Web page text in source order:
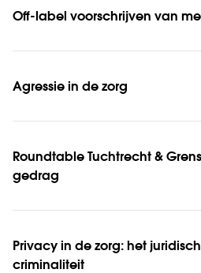
Off-label voorschrijven van
Agressie in de zorg
Roundtable Tuchtrecht &
gedrag
Privacy in de zorg: het
criminali­teit